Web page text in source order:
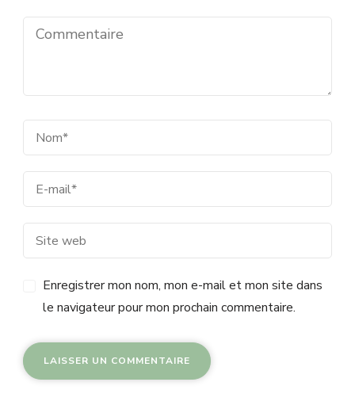
Enregistrer mon nom, mon e-mail et mon site dans
le navigateur pour mon prochain commentaire.